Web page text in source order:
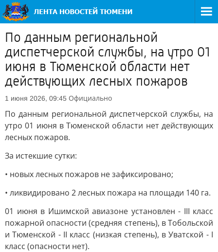
По данным региональной
диспетчерской службы, на утро 01
июня в Тюменской области нет
действующих лесных пожаров
1 июня 2026, 09:45 Официально
По данным региональной диспетчерской службы, на
утро 01 июня в Тюменской области нет действующих
лесных пожаров.
За истекшие сутки:
• новых лесных пожаров не зафиксировано;
• ликвидировано 2 лесных пожара на площади 140 га.
01 июня в Ишимской авиазоне установлен - III класс
пожарной опасности (средняя степень), в Тобольской
и Тюменской - II класс (низкая степень), в Уватской - I
класс (опасности нет).